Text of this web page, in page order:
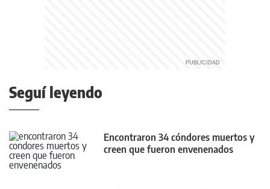
Seguí leyendo
Encontraron 34 cóndores muertos y
creen que fueron envenenados